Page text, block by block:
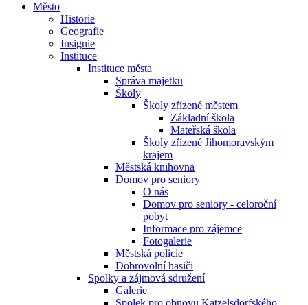
Město
Historie
Geografie
Insignie
Instituce
Instituce města
Správa majetku
Školy
Školy zřízené městem
Základní škola
Mateřská škola
Školy zřízené Jihomoravským
krajem
Městská knihovna
Domov pro seniory
O nás
Domov pro seniory - celoroční
pobyt
Informace pro zájemce
Fotogalerie
Městská policie
Dobrovolní hasiči
Spolky a zájmová sdružení
Galerie
Spolek pro obnovu Katzelsdorfského